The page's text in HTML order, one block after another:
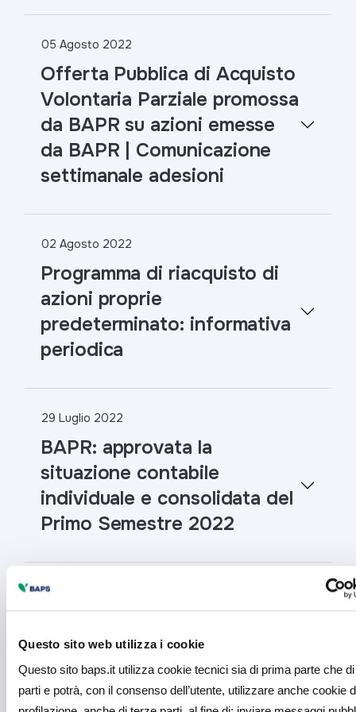
Questo sito web utilizza i cookie
Questo sito baps.it utilizza cookie tecnici sia di prima parte che
parti e potrà, con il consenso dell’utente, utilizzare anche cookie
05 Agosto 2022
Offerta Pubblica di Acquisto
Volontaria Parziale promossa
da BAPR su azioni emesse
da BAPR | Comunicazione
settimanale adesioni
02 Agosto 2022
Programma di riacquisto di
azioni proprie
predeterminato: informativa
periodica
29 Luglio 2022
BAPR: approvata la
situazione contabile
individuale e consolidata del
Primo Semestre 2022
29 Luglio 2022
informativa periodica